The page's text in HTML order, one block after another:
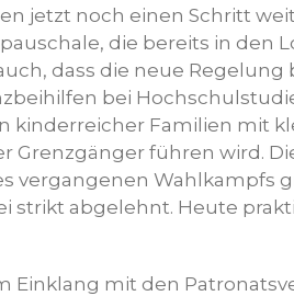
jetzt noch einen Schritt
die bereits in den
dass die neue
bei
kinderreicher Familien mit
Grenzgänger führen wird.
vergangenen Wahlkampfs
strikt abgelehnt. Heute
Einklang mit den